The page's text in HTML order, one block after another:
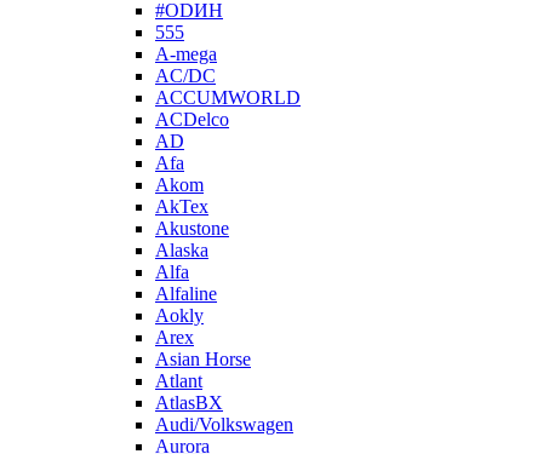
#ODИН
555
A-mega
AC/DC
ACCUMWORLD
ACDelco
AD
Afa
Akom
AkTex
Akustone
Alaska
Alfa
Alfaline
Aokly
Arex
Asian Horse
Atlant
AtlasBX
Audi/Volkswagen
Aurora